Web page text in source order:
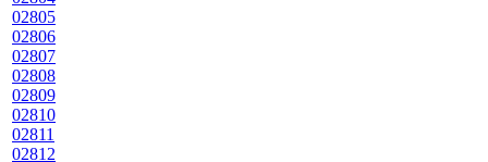
02805
02806
02807
02808
02809
02810
02811
02812